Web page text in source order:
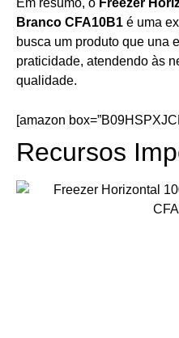
Branco CFA10B1 é uma
busca um produto que una
praticidade, atendendo às
qualidade.
[amazon
Recursos